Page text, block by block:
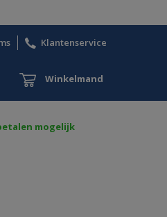
Klantenservice
Winkelmand
mogelijk